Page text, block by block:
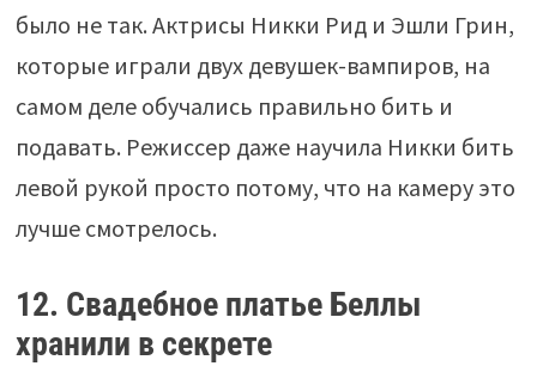
было не так. Актрисы Никки Рид и Эшли Грин,
которые играли двух девушек-вампиров, на
самом деле обучались правильно бить и
подавать. Режиссер даже научила Никки бить
левой рукой просто потому, что на камеру это
лучше смотрелось.
12. Свадебное платье Беллы
хранили в секрете